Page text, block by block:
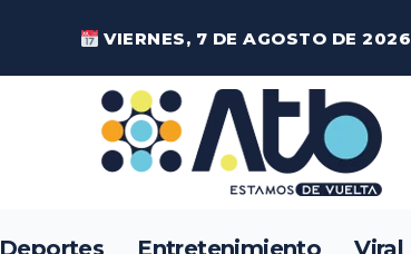
VIERNES, 7 DE AGOSTO DE 2026
Deportes Entretenimiento Viral